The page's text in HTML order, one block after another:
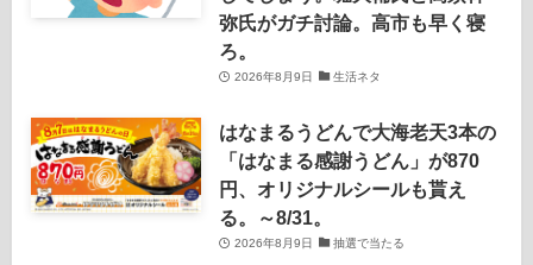
弥氏がガチ討論。高市も早く寝
ろ。
2026年8月9日 生活ネタ
はなまるうどんで大海老天3本の
「はなまる感謝うどん」が870
円、オリジナルシールも貰え
る。～8/31。
2026年8月9日 抽選で当たる